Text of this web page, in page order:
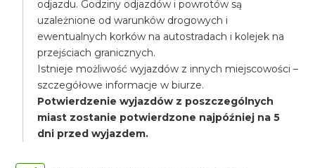
odjazdu. Godziny odjazdów i powrotów są
uzależnione od warunków drogowych i
ewentualnych korków na autostradach i kolejek na
przejściach granicznych.
Istnieje możliwość wyjazdów z innych miejscowości –
szczegółowe informacje w biurze.
Potwierdzenie wyjazdów z poszczególnych
miast zostanie potwierdzone najpóźniej na 5
dni przed wyjazdem.